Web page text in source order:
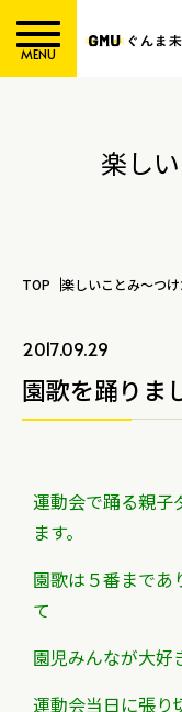
MENU
楽し
TOP 楽しいことみ～つけ
2017.09.29
園歌を踊りま
運動会で踊る親
ます。
園歌は５番まであ
て
園児みんなが大好
運動会当日に張り